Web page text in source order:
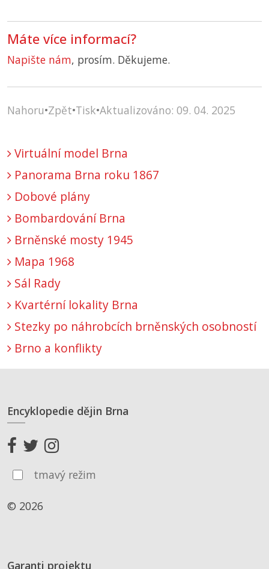
Máte více informací?
Napište nám, prosím. Děkujeme.
Nahoru•Zpět•Tisk•Aktualizováno: 09. 04. 2025
Virtuální model Brna
Panorama Brna roku 1867
Dobové plány
Bombardování Brna
Brněnské mosty 1945
Mapa 1968
Sál Rady
Kvartérní lokality Brna
Stezky po náhrobcích brněnských osobností
Brno a konflikty
Encyklopedie dějin Brna
tmavý režim
© 2026
Garanti projektu